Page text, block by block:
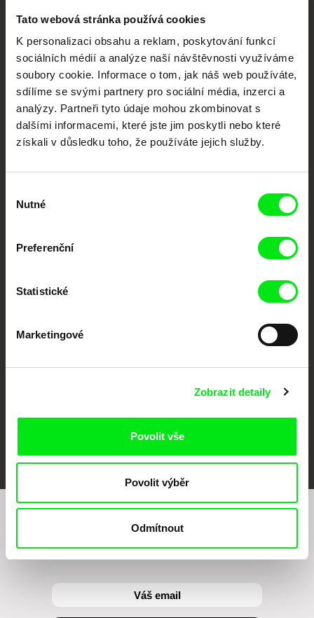
Tato webová stránka používá cookies
K personalizaci obsahu a reklam, poskytování funkcí
sociálních médií a analýze naší návštěvnosti využíváme
soubory cookie. Informace o tom, jak náš web používáte,
sdílíme se svými partnery pro sociální média, inzerci a
analýzy. Partneři tyto údaje mohou zkombinovat s
dalšími informacemi, které jste jim poskytli nebo které
získali v důsledku toho, že používáte jejich služby.
souhlasu
Nutné
Preferenční
Statistické
Marketingové
Zobrazit detaily
Povolit vše
Povolit výběr
Odmítnout
dokumentární kino
Nové festivalové filmy
každý týden
Portál DAFilms.cz je výsledkem tvůrčí spolupráce 7 klíčových evropských
festivalů dokumentárního filmu sdružených do Doc Alliance. Naším cílem je
posouvat hranice dokumentárního filmu, propagovat jeho rozmanitost a
podporovat kvalitní autorské filmy.
Členové Doc Alliance
DOK Leipzig
MFDF Ji.hlava
Chcete být pravidelně informováni o našem